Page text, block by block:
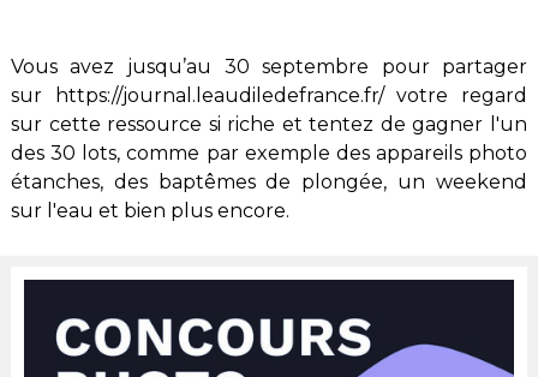
Vous avez jusqu’au 30 septembre pour partager
sur
https://journal.leaudiledefrance.fr/ votre regard
sur cette ressource si riche et tentez de gagner l'un
des30 lots, comme par exemple des appareils photo
étanches, des baptêmes de plongée, un weekend
sur l'eau et bien plus encore.